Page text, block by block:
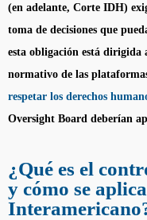
(en adelante, Corte IDH)
toma de decisiones que
esta obligación está dirigida
normativo de las
respetar los derechos
Oversight Board deberían
¿Qué es el
y cómo se